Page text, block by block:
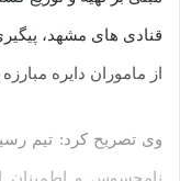
قنادی های مشهد،
از ماموران دایره
وی تصریح کرد: تیم
نامحسوس و اطمینان